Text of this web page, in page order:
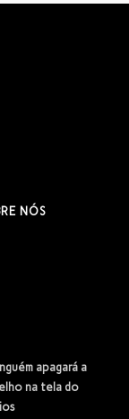
apagará a
na tela do
NÓS